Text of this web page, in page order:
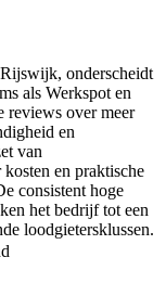
onderscheidt
als Werkspot en
reviews over meer
en
van
kosten en praktische
consistent hoge
het bedrijf tot een
loodgietersklussen.